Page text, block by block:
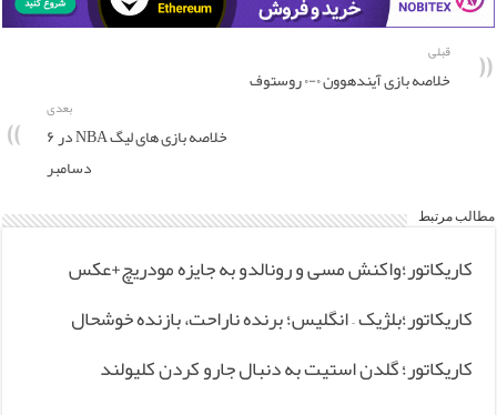
قبلی
خلاصه بازی آیندهوون ۰-۰ روستوف
بعدی
خلاصه بازی های لیگ NBA در ۶
دسامبر
مطالب مرتبط
کاریکاتور؛واکنش مسی و رونالدو به جایزه مودریچ+عکس
کاریکاتور؛بلژیک – انگلیس؛‌ برنده ناراحت، بازنده خوشحال
کاریکاتور؛ گلدن استیت به دنبال جارو کردن کلیولند